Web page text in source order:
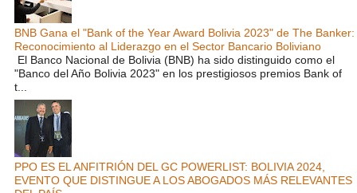
BNB Gana el "Bank of the Year Award Bolivia 2023" de The Banker:
Reconocimiento al Liderazgo en el Sector Bancario Boliviano
El Banco Nacional de Bolivia (BNB) ha sido distinguido como el
"Banco del Año Bolivia 2023" en los prestigiosos premios Bank of
t...
PPO ES EL ANFITRIÓN DEL GC POWERLIST: BOLIVIA 2024,
EVENTO QUE DISTINGUE A LOS ABOGADOS MÁS RELEVANTES